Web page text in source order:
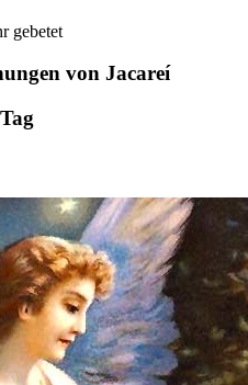
gebetet
von Jacareí